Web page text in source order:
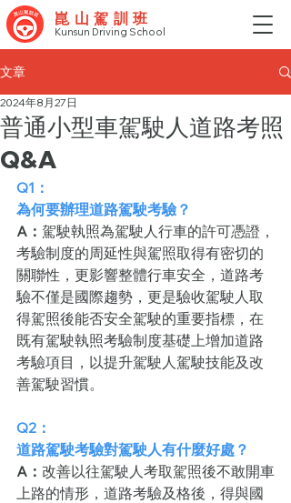
崑山駕訓班
Kunsun Driving School
文章
普通小型車駕駛人道路考照
Q&A
2024年8月27日
Q1：
為何要辦理道路駕駛考驗？
A： 駕駛執照為駕駛人行車的許可憑證，
考驗制度的周延性與駕照取得有密切的
關聯性，更影響整體行車安全，道路考
驗不僅是國際趨勢，更是驗收駕駛人取
得駕照後能否安全駕駛的重要指標，在
既有駕駛執照考驗制度基礎上增加道路
考驗項目，以提升駕駛人駕駛技能及改
善駕駛習慣。
Q2：
道路駕駛考驗對駕駛人有什麼好處？
A： 改善以往駕駛人考取駕照後不敢開車
上路的情形，道路考驗及格後，得與國